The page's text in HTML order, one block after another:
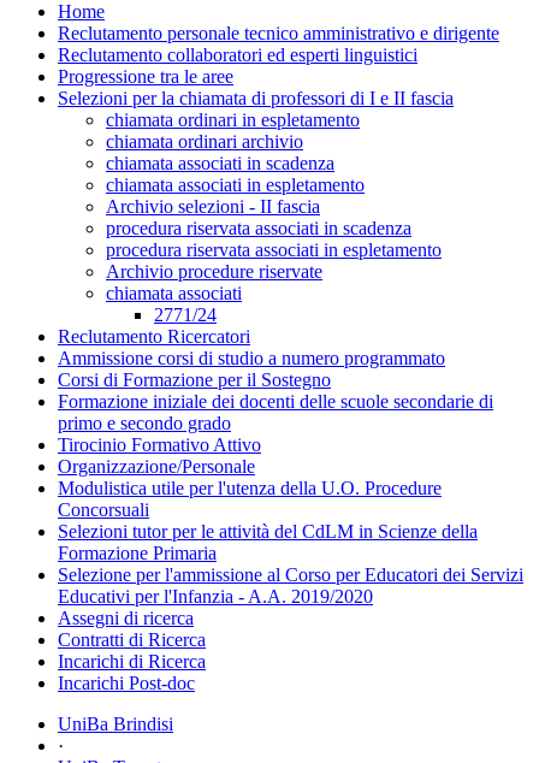
Home
Reclutamento personale tecnico amministrativo e dirigente
Reclutamento collaboratori ed esperti linguistici
Progressione tra le aree
Selezioni per la chiamata di professori di I e II fascia
chiamata ordinari in espletamento
chiamata ordinari archivio
chiamata associati in scadenza
chiamata associati in espletamento
Archivio selezioni - II fascia
procedura riservata associati in scadenza
procedura riservata associati in espletamento
Archivio procedure riservate
chiamata associati
2771/24
Reclutamento Ricercatori
Ammissione corsi di studio a numero programmato
Corsi di Formazione per il Sostegno
Formazione iniziale dei docenti delle scuole secondarie di
primo e secondo grado
Tirocinio Formativo Attivo
Organizzazione/Personale
Modulistica utile per l'utenza della U.O. Procedure
Concorsuali
Selezioni tutor per le attività del CdLM in Scienze della
Formazione Primaria
Selezione per l'ammissione al Corso per Educatori dei Servizi
Educativi per l'Infanzia - A.A. 2019/2020
Assegni di ricerca
Contratti di Ricerca
Incarichi di Ricerca
Incarichi Post-doc
UniBa Brindisi
·